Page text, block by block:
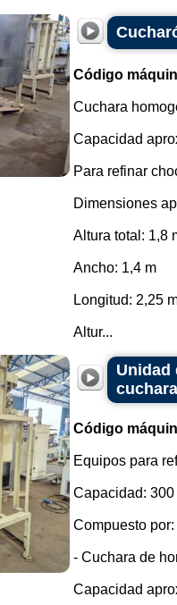
Código
Cuchara
Capacidad
Para refinar
Dimensiones
Altura total: 1,8
Ancho: 1,4 m
Longitud: 2,25
Altur...
Unidad
Código
Equipos para
Capacidad:
Compuesto por:
- Cuchara de
Capacidad